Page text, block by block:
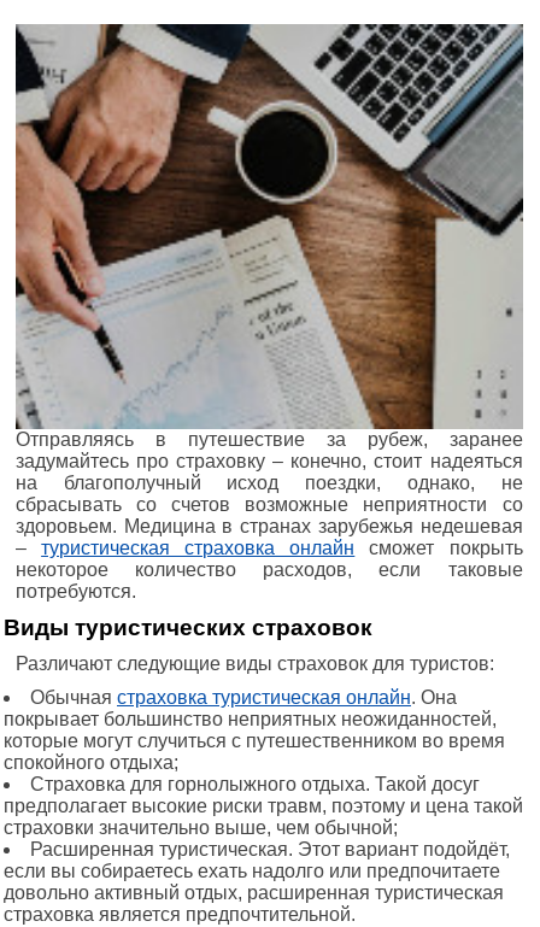
Отправляясь в путешествие за рубеж, заранее
задумайтесь про страховку – конечно, стоит надеяться
на благополучный исход поездки, однако, не
сбрасывать со счетов возможные неприятности со
здоровьем. Медицина в странах зарубежья недешевая
–туристическая страховка онлайн сможет покрыть
некоторое количество расходов, если таковые
потребуются.
Виды туристических страховок
Различают следующие виды страховок для туристов:
Обычная страховка туристическая онлайн. Она
покрывает большинство неприятных неожиданностей,
которые могут случиться с путешественником во время
спокойного отдыха;
Страховка для горнолыжного отдыха. Такой досуг
предполагает высокие риски травм, поэтому и цена такой
страховки значительно выше, чем обычной;
Расширенная туристическая. Этот вариант подойдёт,
если вы собираетесь ехать надолго или предпочитаете
довольно активный отдых, расширенная туристическая
страховка является предпочтительной.